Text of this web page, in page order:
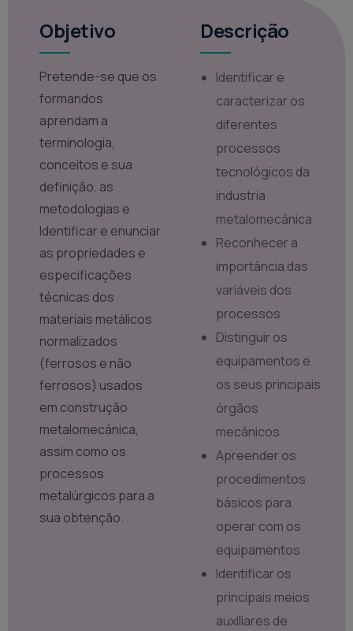
Objetivo
Pretende-se que os
formandos
aprendam a
terminologia,
conceitos e sua
definição, as
metodologias e
Identificar e enunciar
as propriedades e
especificações
técnicas dos
materiais metálicos
normalizados
(ferrosos e não
ferrosos) usados
em construção
metalomecânica,
assim como os
processos
metalúrgicos para a
sua obtenção.
Descrição
Identificar e
caracterizar os
diferentes
processos
tecnológicos da
industria
metalomecânica
Reconhecer a
importância das
variáveis dos
processos
Distinguir os
equipamentos e
os seus principais
órgãos
mecânicos
Apreender os
procedimentos
básicos para
operar com os
equipamentos
Identificar os
principais meios
auxiliares de